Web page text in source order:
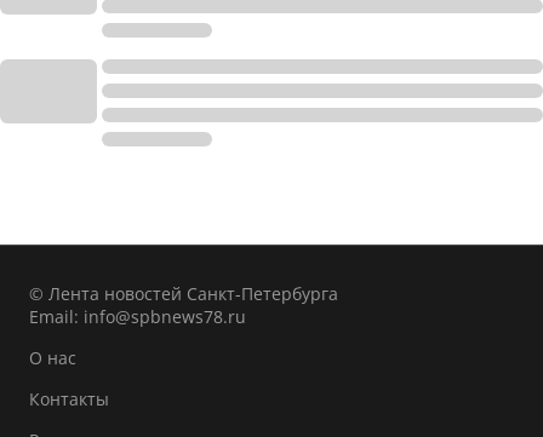
© Лента новостей Санкт-Петербурга
Email: info@spbnews78.ru
О нас
Контакты